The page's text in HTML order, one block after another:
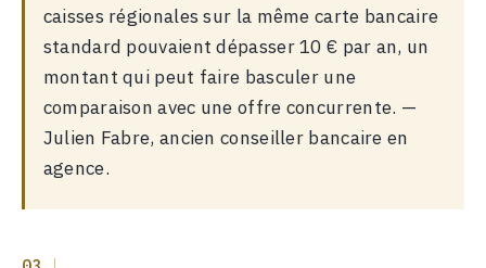
caisses régionales sur la même carte bancaire
standard pouvaient dépasser 10 € par an, un
montant qui peut faire basculer une
comparaison avec une offre concurrente. —
Julien Fabre, ancien conseiller bancaire en
agence.